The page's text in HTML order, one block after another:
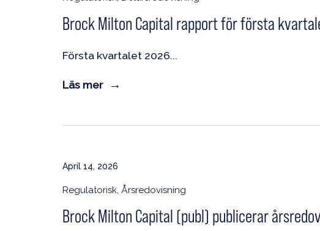
Brock Milton Capital rapport för första
Första kvartalet 2026
Läs mer
April 14, 2026
Regulatorisk, Årsredovisning
Brock Milton Capital (publ) publicerar